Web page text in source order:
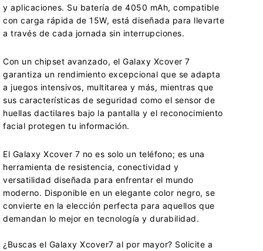
y aplicaciones. Su batería de 4050 mAh, compatible
con carga rápida de 15W, está diseñada para llevarte
a través de cada jornada sin interrupciones.
Con un chipset avanzado, el Galaxy Xcover 7
garantiza un rendimiento excepcional que se adapta
a juegos intensivos, multitarea y más, mientras que
sus características de seguridad como el sensor de
huellas dactilares bajo la pantalla y el reconocimiento
facial protegen tu información.
El Galaxy Xcover 7 no es solo un teléfono; es una
herramienta de resistencia, conectividad y
versatilidad diseñada para enfrentar el mundo
moderno. Disponible en un elegante color negro, se
convierte en la elección perfecta para aquellos que
demandan lo mejor en tecnología y durabilidad.
¿Buscas el Galaxy Xcover7 al por mayor? Solicite a